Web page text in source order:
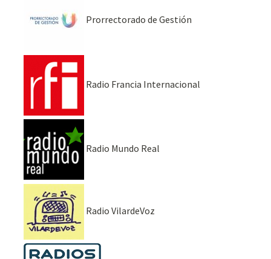
Prorrectorado de Gestión
Radio Francia Internacional
Radio Mundo Real
Radio VilardeVoz